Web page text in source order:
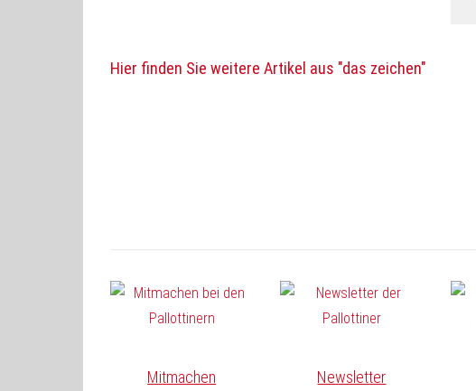
Hier finden Sie weitere Artikel aus "das zeichen"
Mitmachen Newsletter